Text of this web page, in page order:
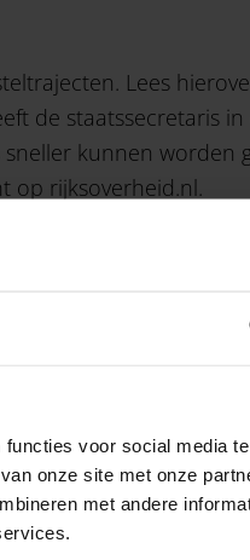
voor social media
onze site met onze
met andere
Lees
de staatssecretaris
kunnen worden
op rijksoverheid.nl.